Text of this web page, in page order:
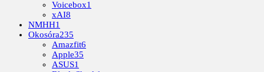
Voicebox1
xAI8
NMHH1
Okosóra235
Amazfit6
Apple35
ASUS1